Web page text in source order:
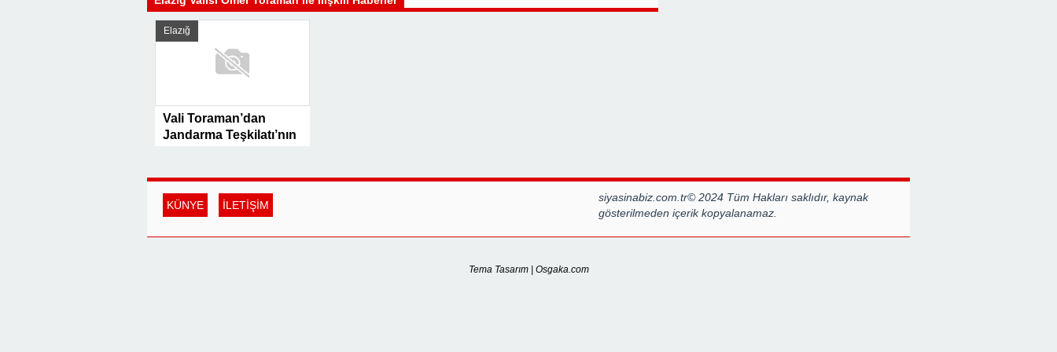
Elazığ
Vali Toraman’dan
Jandarma Teşkilatı’nın
KÜNYE İLETİŞİM
siyasinabiz.com.tr© 2024 Tüm Hakları saklıdır, kaynak
gösterilmeden içerik kopyalanamaz.
Tema Tasarım | Osgaka.com